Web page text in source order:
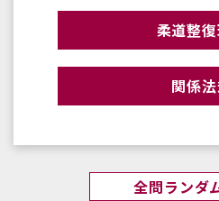
柔道整
関係
全問ランダ